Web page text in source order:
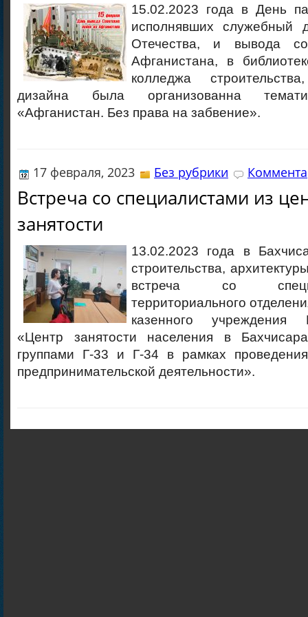
15.02.2023 года в День
исполнявших служебный
Отечества, и вывода
Афганистана, в
колледжа
дизайна была организованна
«Афганистан. Без права на забвение».
17 февраля, 2023 Без рубрики
Встреча со специалистами из
занятости
13.02.2023 года в
строительства,
встреча со
территориального
казенного учреждения
«Центр занятости населения в
группами Г-33 и Г-34 в рамках
предпринимательской деятельности».